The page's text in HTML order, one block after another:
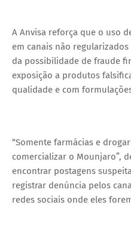
A Anvisa reforça que o uso
em canais não
da possibilidade de fraude
exposição a produtos
qualidade e com
“Somente farmácias e
comercializar o Mounjaro”,
encontrar postagens
registrar denúncia pelos
redes sociais onde eles